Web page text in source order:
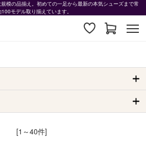
模の品揃え。初めての一足から最新の本気シューズまで常
モデル取り揃えています。
[1～40件]